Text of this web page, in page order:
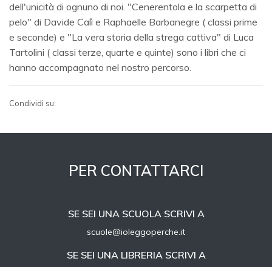
dell'unicità di ognuno di noi. "Cenerentola e la scarpetta di
pelo" di Davide Calì e Raphaelle Barbanegre ( classi prime
e seconde) e "La vera storia della strega cattiva" di Luca
Tartolini ( classi terze, quarte e quinte) sono i libri che ci
hanno accompagnato nel nostro percorso.
Condividi su:
PER CONTATTARCI
SE SEI UNA SCUOLA SCRIVI A
scuole@ioleggoperche.it
SE SEI UNA LIBRERIA SCRIVI A